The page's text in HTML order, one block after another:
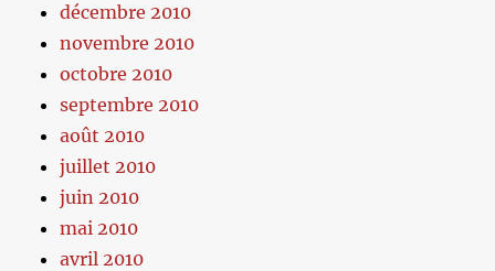
décembre 2010
novembre 2010
octobre 2010
septembre 2010
août 2010
juillet 2010
juin 2010
mai 2010
avril 2010